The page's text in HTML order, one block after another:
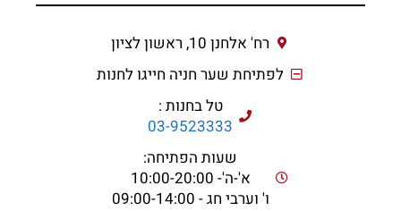
רח' אלחנן 10, ראשון לציון
לפתיחת שער חניה חייגו לחנות
טל בחנות :
03-9523333
שעות הפתיחה:
א'-ה'- 10:00-20:00
ו' וערבי חג - 09:00-14:00